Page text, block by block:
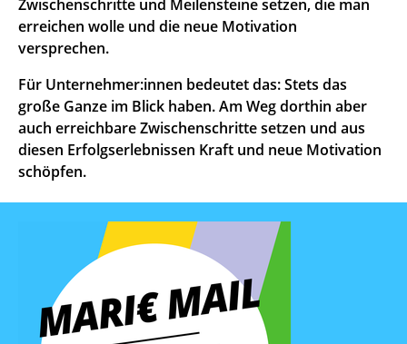
Zwischenschritte und Meilensteine setzen, die man
erreichen wolle und die neue Motivation
versprechen.
Für Unternehmer:innen bedeutet das: Stets das
große Ganze im Blick haben. Am Weg dorthin aber
auch erreichbare Zwischenschritte setzen und aus
diesen Erfolgserlebnissen Kraft und neue Motivation
schöpfen.